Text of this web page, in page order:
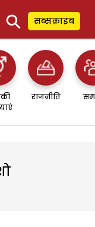
⚲ सब्सक्राइब
राजनीति